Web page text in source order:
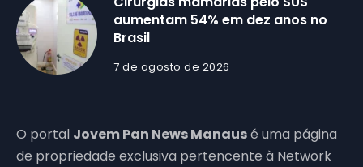
aumentam 54% em dez anos no
Brasil
7 de agosto de 2026
O portal Jovem Pan News Manausé uma página
de propriedade exclusiva pertencente à Network